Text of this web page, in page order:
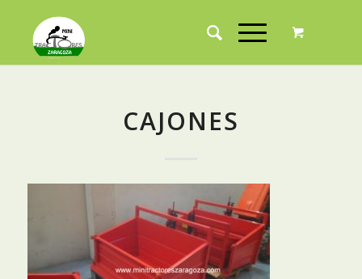
CAJONES